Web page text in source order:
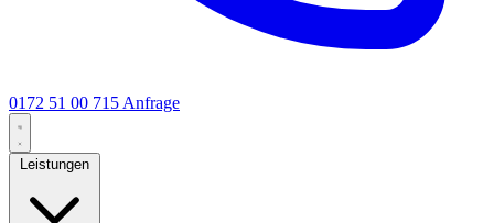
0172 51 00 715 Anfrage
Leistungen